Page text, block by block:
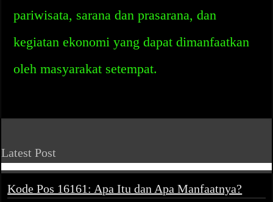
pariwisata, sarana dan prasarana, dan
kegiatan ekonomi yang dapat dimanfaatkan
oleh masyarakat setempat.
Latest Post
Kode Pos 16161: Apa Itu dan Apa Manfaatnya?